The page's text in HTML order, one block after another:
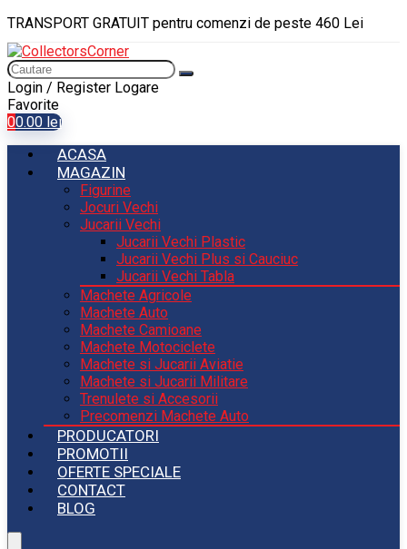
TRANSPORT GRATUIT pentru comenzi de peste 460 Lei
Login / Register Logare
Favorite
00.00 lei
ACASA
MAGAZIN
Figurine
Jocuri Vechi
Jucarii Vechi
Jucarii Vechi Plastic
Jucarii Vechi Plus si Cauciuc
Jucarii Vechi Tabla
Machete Agricole
Machete Auto
Machete Camioane
Machete Motociclete
Machete si Jucarii Aviatie
Machete si Jucarii Militare
Trenulete si Accesorii
Precomenzi Machete Auto
PRODUCATORI
PROMOTII
OFERTE SPECIALE
CONTACT
BLOG